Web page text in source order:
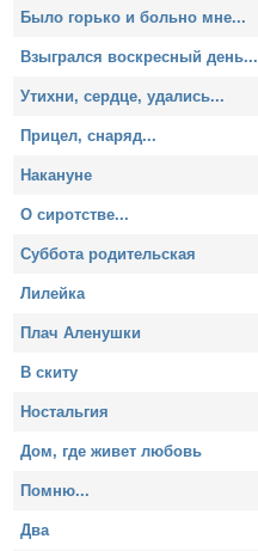
Было горько и больно мне...
Взыгрался воскресный день...
Утихни, сердце, удались...
Прицел, снаряд...
Накануне
О сиротстве...
Суббота родительская
Лилейка
Плач Аленушки
В скиту
Ностальгия
Дом, где живет любовь
Помню...
Два